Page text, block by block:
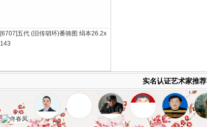
[6707]五代 (旧传胡环)番骑图 绢本26.2x
143
实名认证艺术家推荐